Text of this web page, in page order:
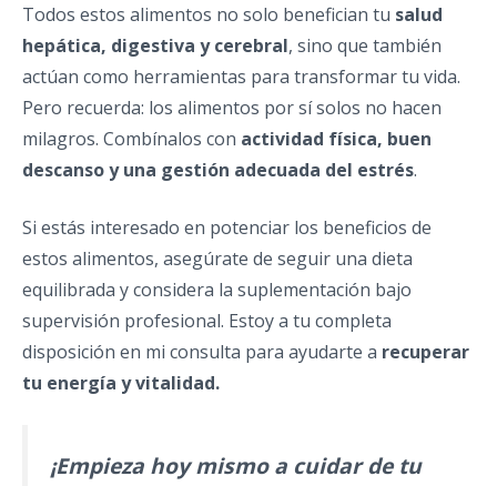
Todos estos alimentos no solo benefician tu salud
hepática, digestiva y cerebral, sino que también
actúan como herramientas para transformar tu vida.
Pero recuerda: los alimentos por sí solos no hacen
milagros. Combínalos con actividad física, buen
descanso y una gestión adecuada del estrés.
Si estás interesado en potenciar los beneficios de
estos alimentos, asegúrate de seguir una dieta
equilibrada y considera la suplementación bajo
supervisión profesional. Estoy a tu completa
disposición en mi consulta para ayudarte a recuperar
tu energía y vitalidad.
¡Empieza hoy mismo a cuidar de tu